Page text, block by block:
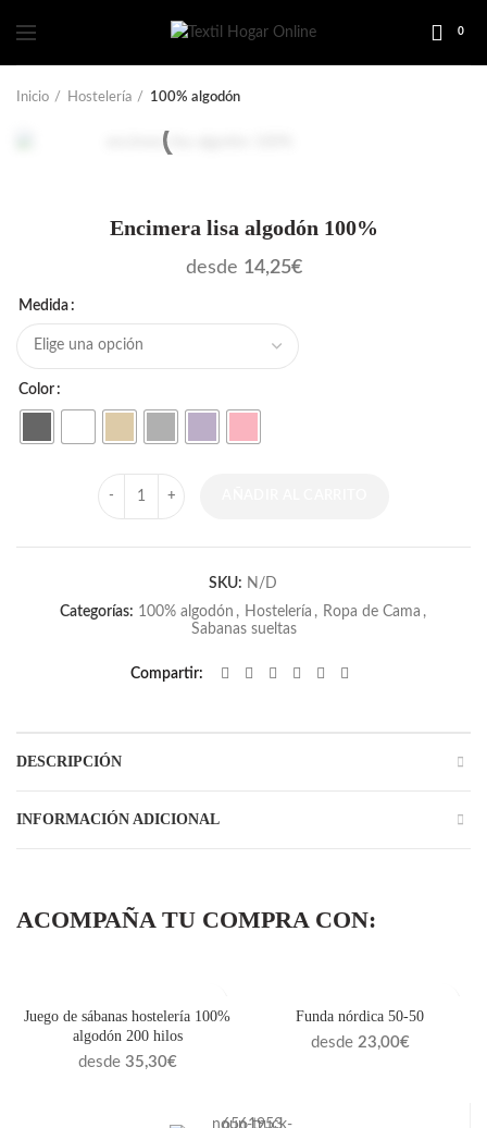
0
Inicio Hostelería 100% algodón
Encimera lisa algodón 100%
desde 14,25€
Medida
Color
Cantidad
SKU: N/D
Categorías: 100% algodón , Hostelería , Ropa de Cama ,
Sabanas sueltas
Compartir
DESCRIPCIÓN
INFORMACIÓN ADICIONAL
ACOMPAÑA TU COMPRA CON:
Juego de sábanas hostelería 100%
algodón 200 hilos
desde 35,30€
Funda nórdica 50-50
desde 23,00€